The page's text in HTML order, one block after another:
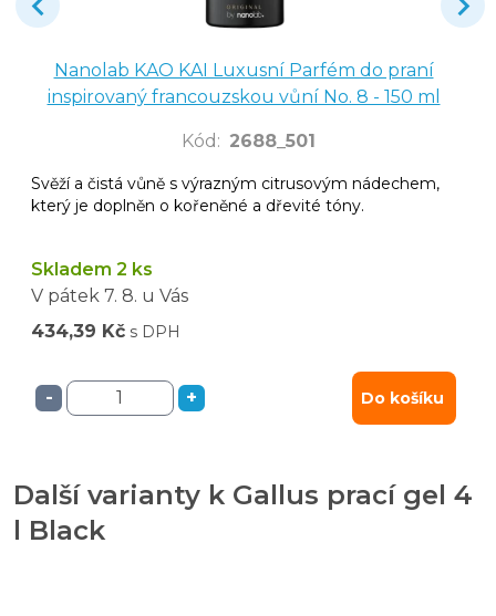
Nanolab KAO KAI Luxusní Parfém do praní
inspirovaný francouzskou vůní No. 8 - 150 ml
Kód : 2688_501
Svěží a čistá vůně s výrazným citrusovým nádechem,
který je doplněn o kořeněné a dřevité tóny.
Skladem 2 ks
V pátek 7. 8. u Vás
434,39 Kč s DPH
- + Do košíku
Další varianty k Gallus prací gel 4
l Black